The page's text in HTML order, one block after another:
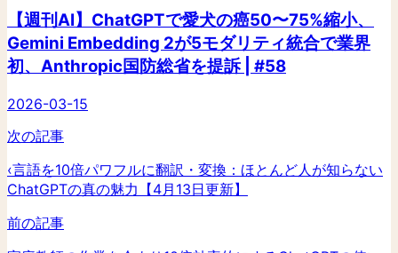
【週刊AI】ChatGPTで愛犬の癌50〜75%縮小、
Gemini Embedding 2が5モダリティ統合で業界
初、Anthropic国防総省を提訴 | #58
2026-03-15
次の記事
‹言語を10倍パワフルに翻訳・変換：ほとんど人が知らない
ChatGPTの真の魅力【4月13日更新】
前の記事